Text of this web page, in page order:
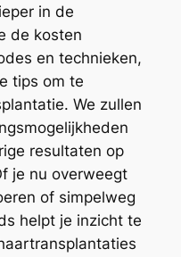
in de
de kosten
en technieken,
tips om te
We zullen
resultaten op
je nu overweegt
of simpelweg
helpt je inzicht te